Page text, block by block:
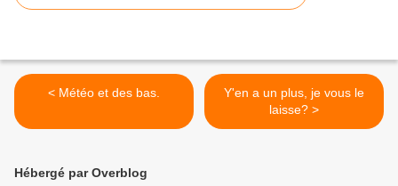
< Météo et des bas.
Y'en a un plus, je vous le
laisse? >
Hébergé par Overblog